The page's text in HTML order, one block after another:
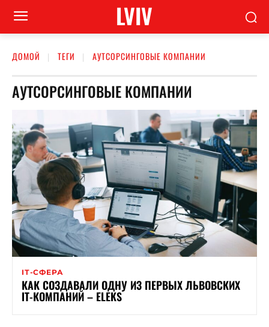
LVIV
ДОМОЙ ТЕГИ АУТСОРСИНГОВЫЕ КОМПАНИИ
АУТСОРСИНГОВЫЕ КОМПАНИИ
ІТ-СФЕРА
КАК СОЗДАВАЛИ ОДНУ ИЗ ПЕРВЫХ ЛЬВОВСКИХ
ІТ-КОМПАНИЙ – ELEKS